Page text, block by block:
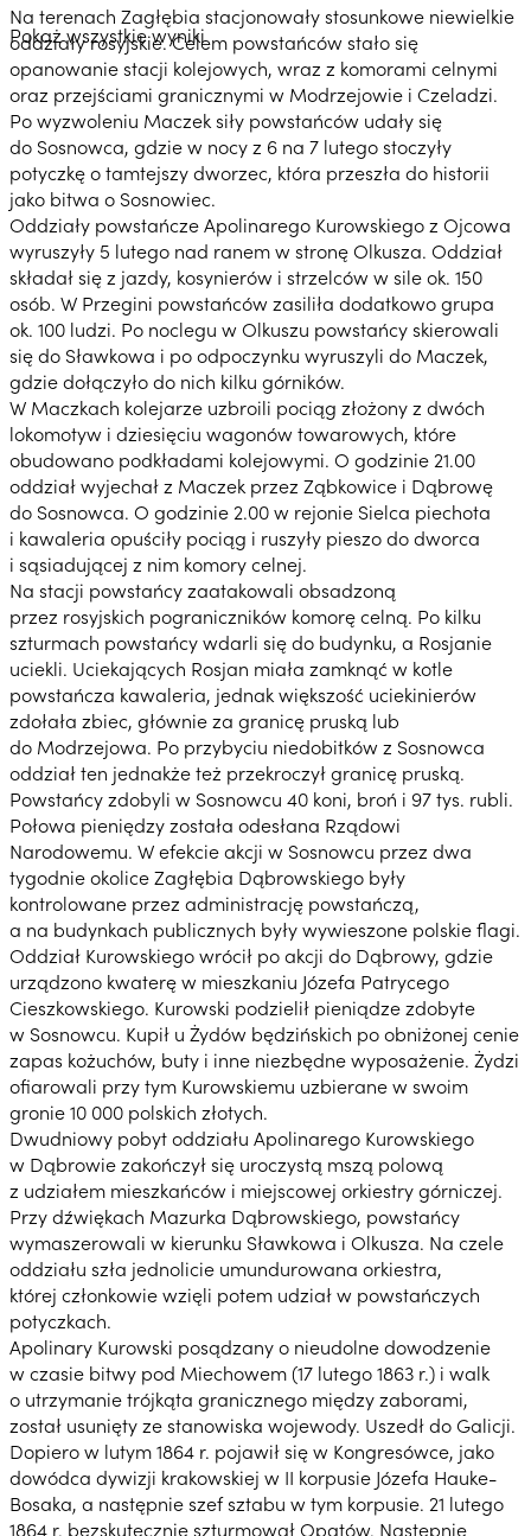
Pokaż wszystkie wyniki
Na terenach Zagłębia stacjonowały stosunkowe niewielkie
oddziały rosyjskie. Celem powstańców stało się
opanowanie stacji kolejowych, wraz z komorami celnymi
oraz przejściami granicznymi w Modrzejowie i Czeladzi.
Po wyzwoleniu Maczek siły powstańców udały się
do Sosnowca, gdzie w nocy z 6 na 7 lutego stoczyły
potyczkę o tamtejszy dworzec, która przeszła do historii
jako bitwa o Sosnowiec.
Oddziały powstańcze Apolinarego Kurowskiego z Ojcowa
wyruszyły 5 lutego nad ranem w stronę Olkusza. Oddział
składał się z jazdy, kosynierów i strzelców w sile ok. 150
osób. W Przegini powstańców zasiliła dodatkowo grupa
ok. 100 ludzi. Po noclegu w Olkuszu powstańcy skierowali
się do Sławkowa i po odpoczynku wyruszyli do Maczek,
gdzie dołączyło do nich kilku górników.
W Maczkach kolejarze uzbroili pociąg złożony z dwóch
lokomotyw i dziesięciu wagonów towarowych, które
obudowano podkładami kolejowymi. O godzinie 21.00
oddział wyjechał z Maczek przez Ząbkowice i Dąbrowę
do Sosnowca. O godzinie 2.00 w rejonie Sielca piechota
i kawaleria opuściły pociąg i ruszyły pieszo do dworca
i sąsiadującej z nim komory celnej.
Na stacji powstańcy zaatakowali obsadzoną
przez rosyjskich pograniczników komorę celną. Po kilku
szturmach powstańcy wdarli się do budynku, a Rosjanie
uciekli. Uciekających Rosjan miała zamknąć w kotle
powstańcza kawaleria, jednak większość uciekinierów
zdołała zbiec, głównie za granicę pruską lub
do Modrzejowa. Po przybyciu niedobitków z Sosnowca
oddział ten jednakże też przekroczył granicę pruską.
Powstańcy zdobyli w Sosnowcu 40 koni, broń i 97 tys. rubli.
Połowa pieniędzy została odesłana Rządowi
Narodowemu. W efekcie akcji w Sosnowcu przez dwa
tygodnie okolice Zagłębia Dąbrowskiego były
kontrolowane przez administrację powstańczą,
a na budynkach publicznych były wywieszone polskie flagi.
Oddział Kurowskiego wrócił po akcji do Dąbrowy, gdzie
urządzono kwaterę w mieszkaniu Józefa Patrycego
Cieszkowskiego. Kurowski podzielił pieniądze zdobyte
w Sosnowcu. Kupił u Żydów będzińskich po obniżonej cenie
zapas kożuchów, buty i inne niezbędne wyposażenie. Żydzi
ofiarowali przy tym Kurowskiemu uzbierane w swoim
gronie 10 000 polskich złotych.
Dwudniowy pobyt oddziału Apolinarego Kurowskiego
w Dąbrowie zakończył się uroczystą mszą polową
z udziałem mieszkańców i miejscowej orkiestry górniczej.
Przy dźwiękach Mazurka Dąbrowskiego, powstańcy
wymaszerowali w kierunku Sławkowa i Olkusza. Na czele
oddziału szła jednolicie umundurowana orkiestra,
której członkowie wzięli potem udział w powstańczych
potyczkach.
Apolinary Kurowski posądzany o nieudolne dowodzenie
w czasie bitwy pod Miechowem (17 lutego 1863 r.) i walk
o utrzymanie trójkąta granicznego między zaborami,
został usunięty ze stanowiska wojewody. Uszedł do Galicji.
Dopiero w lutym 1864 r. pojawił się w Kongresówce, jako
dowódca dywizji krakowskiej w II korpusie Józefa Hauke-
Bosaka, a następnie szef sztabu w tym korpusie. 21 lutego
1864 r. bezskutecznie szturmował Opatów. Następnie